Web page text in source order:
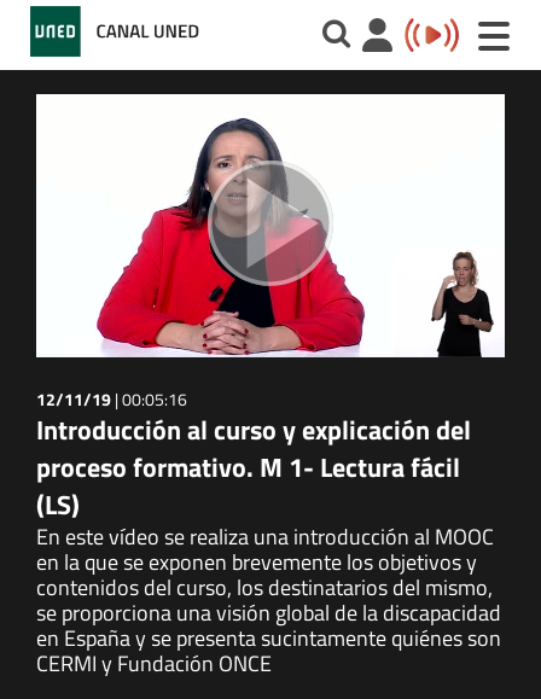
Toggle
12/11/19|00:05:16
Introducción al curso y explicación del
proceso formativo. M 1- Lectura fácil
(LS)
En este vídeo se realiza una introducción al MOOC
en la que se exponen brevemente los objetivos y
contenidos del curso, los destinatarios del mismo,
se proporciona una visión global de la discapacidad
en España y se presenta sucintamente quiénes son
CERMI y Fundación ONCE